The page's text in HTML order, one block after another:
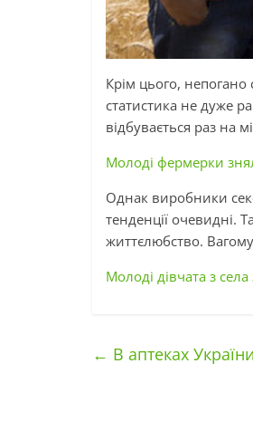
Крім цього, непогано
статистика не дуже
відбувається раз на
Молоді фермерки
Однак виробники
тенденції очевидні.
життєлюбство. Вагому
Молоді дівчата з
← В аптеках